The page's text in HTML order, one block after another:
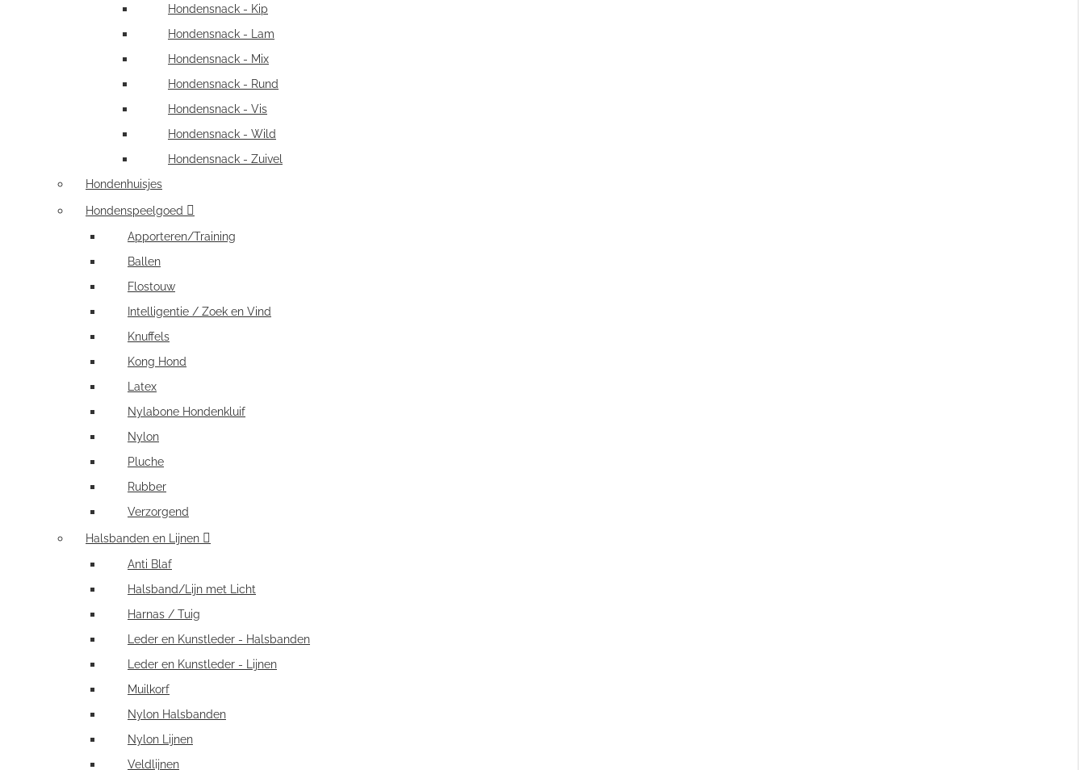
Hondensnack - Kip
Hondensnack - Lam
Hondensnack - Mix
Hondensnack - Rund
Hondensnack - Vis
Hondensnack - Wild
Hondensnack - Zuivel
Hondenhuisjes
Hondenspeelgoed
Apporteren/Training
Ballen
Flostouw
Intelligentie / Zoek en Vind
Knuffels
Kong Hond
Latex
Nylabone Hondenkluif
Nylon
Pluche
Rubber
Verzorgend
Halsbanden en Lijnen
Anti Blaf
Halsband/Lijn met Licht
Harnas / Tuig
Leder en Kunstleder - Halsbanden
Leder en Kunstleder - Lijnen
Muilkorf
Nylon Halsbanden
Nylon Lijnen
Veldlijnen